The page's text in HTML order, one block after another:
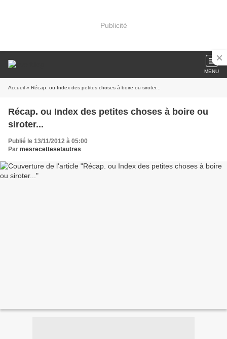
Publicité
MENU
Accueil » Récap. ou Index des petites choses à boire ou siroter...
Récap. ou Index des petites choses à boire ou
siroter...
Publié le 13/11/2012 à 05:00
Par mesrecettesetautres